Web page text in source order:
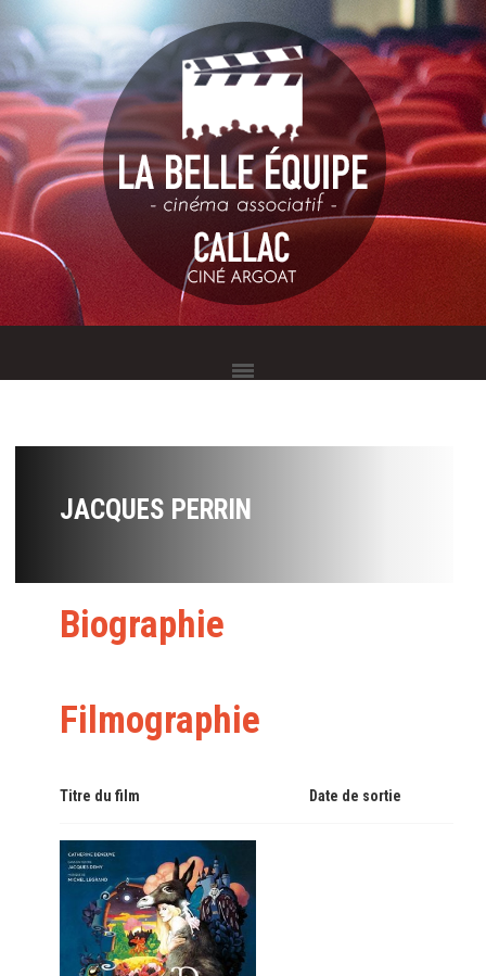
JACQUES PERRIN
Biographie
Filmographie
Titre du film Date de sortie